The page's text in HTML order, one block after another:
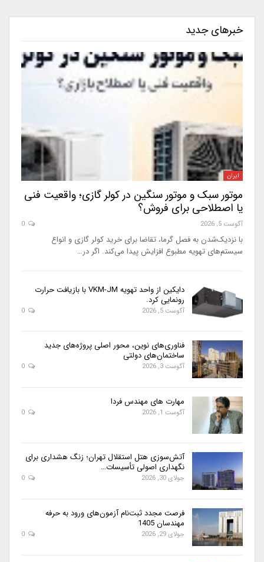
خبرهای جدید
ایران
موتور سبک و موتور سنگین در کولر گازی؛ واقعیت فنی
یا اصطلاحی برای فروش؟
آگوست 5, 2026
با نزدیک‌شدن به فصل گرما، تقاضا برای خرید کولر گازی و انواع
سیستم‌های تهویه مطبوع افزایش پیدا می‌کند. اگر در…
دایکین از واحد تهویه VKM-JM با بازیافت حرارت
رونمایی کرد.
آگوست 5, 2026
فناوری‌های نوین، محور اصلی پروژه‌های جدید
ساختمان‌های دولتی
آگوست 3, 2026
مهارت های مهندس فردا
آگوست 1, 2026
آتش‌سوزی هتل استقلال تهران؛ زنگ هشداری برای
نگهداری اصولی تأسیسات…
جولای 30, 2026
فرصت مجدد ثبت‌نام آزمون‌های ورود به حرفه
مهندسان 1405
جولای 29, 2026